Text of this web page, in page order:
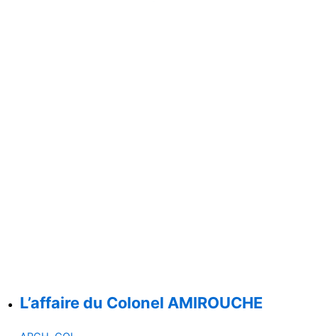
L’affaire du Colonel AMIROUCHE